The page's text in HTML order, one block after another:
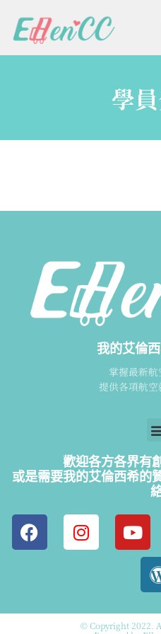
學
我的艾倫
掌握最新
提供各項航
歡迎各方各界有
或是需要我的艾倫西希的
© Copyright 2022.